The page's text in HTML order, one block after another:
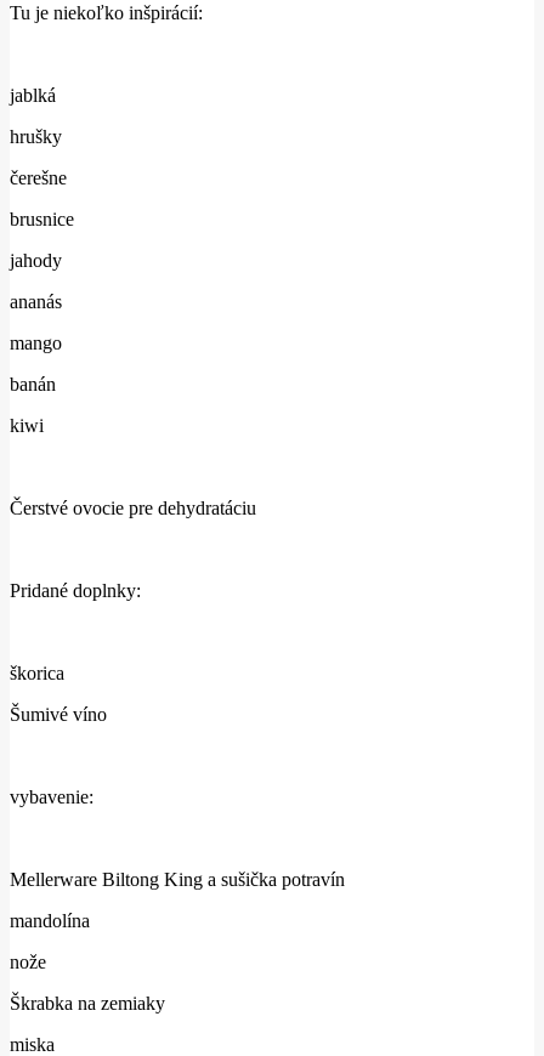
Tu je niekoľko inšpirácií:
jablká
hrušky
čerešne
brusnice
jahody
ananás
mango
banán
kiwi
Čerstvé ovocie pre dehydratáciu
Pridané doplnky:
škorica
Šumivé víno
vybavenie:
Mellerware Biltong King a sušička potravín
mandolína
nože
Škrabka na zemiaky
miska